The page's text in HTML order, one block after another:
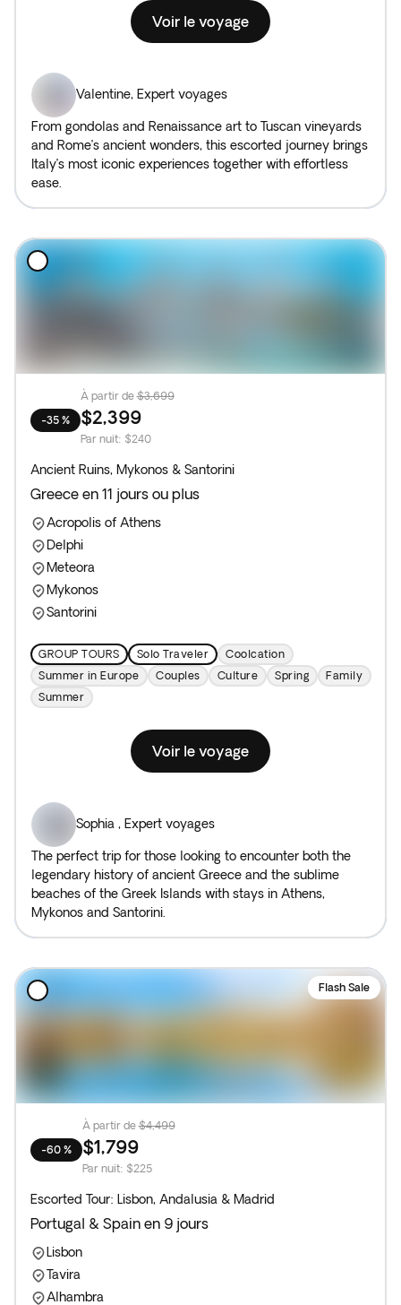
Voir le voyage
Valentine, Expert voyages
From gondolas and Renaissance art to Tuscan vineyards
and Rome’s ancient wonders, this escorted journey brings
Italy’s most iconic experiences together with effortless
ease.
-35 %
À partir de $3,699
$2,399
Par nuit: $240
Ancient Ruins, Mykonos & Santorini
Greece en 11 jours ou plus
Acropolis of Athens
Delphi
Meteora
Mykonos
Santorini
GROUP TOURS Solo Traveler
Coolcation
Summer in Europe
Couples Culture Spring
Family
Summer
Voir le voyage
Sophia , Expert voyages
The perfect trip for those looking to encounter both the
legendary history of ancient Greece and the sublime
beaches of the Greek Islands with stays in Athens,
Mykonos and Santorini.
Flash Sale
-60 %
À partir de $4,499
$1,799
Par nuit: $225
Escorted Tour: Lisbon, Andalusia & Madrid
Portugal & Spain en 9 jours
Lisbon
Tavira
Alhambra